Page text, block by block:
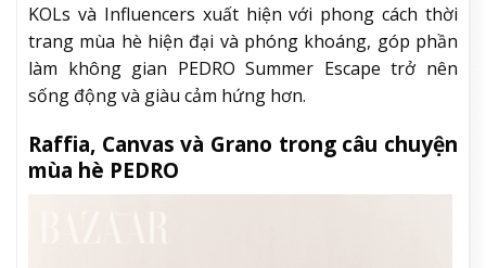
KOLs và Influencers xuất hiện với phong cách thời
trang mùa hè hiện đại và phóng khoáng, góp phần
làm không gian PEDRO Summer Escape trở nên
sống động và giàu cảm hứng hơn.
Raffia, Canvas và Grano trong câu chuyện
mùa hè PEDRO